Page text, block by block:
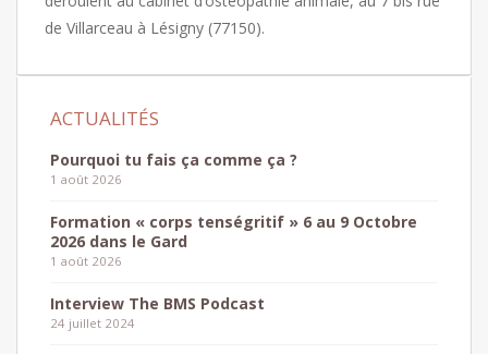
de Villarceau à Lésigny (77150).
Pourquoi tu fais ça comme ça ?
1 août 2026
Formation « corps tenségritif » 6 au 9 Octobre
2026 dans le Gard
1 août 2026
Interview The BMS Podcast
24 juillet 2024